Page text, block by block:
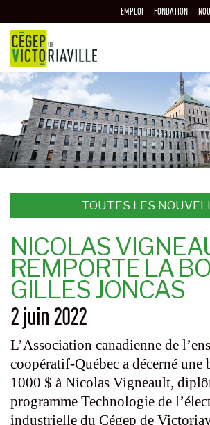
au
contenu
principal
EMPLOI FONDATION
TOUTES LES
NICOLAS
REMPORTE LA
GILLES JONCAS
2 juin 2022
L’Association canadienne de
coopératif-Québec a décerné une
1000 $ à Nicolas Vigneault,
programme Technologie de
industrielle du Cégep de